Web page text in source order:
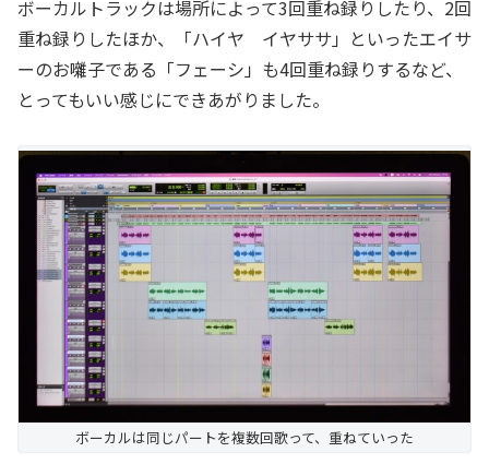
ボーカルトラックは場所によって3回重ね録りしたり、2回
重ね録りしたほか、「ハイヤ イヤササ」といったエイサ
ーのお囃子である「フェーシ」も4回重ね録りするなど、
とってもいい感じにできあがりました。
ボーカルは同じパートを複数回歌って、重ねていった